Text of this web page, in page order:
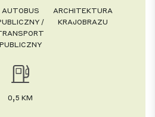
AUTOBUS
/
PUBLICZNY
ARCHITEKTURA
KRAJOBRAZU
0,5 KM